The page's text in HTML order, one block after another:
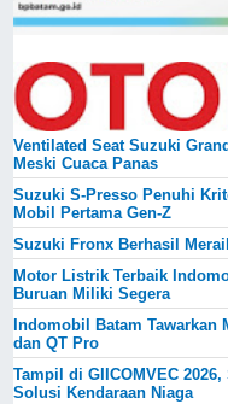
Ventilated Seat Suzuki
Meski Cuaca Panas
Suzuki S-Presso Penuhi
Mobil Pertama Gen-Z
Suzuki Fronx Berhasil
Motor Listrik Terbaik
Buruan Miliki Segera
Indomobil Batam
dan QT Pro
Tampil di GIICOMVEC
Solusi Kendaraan Niaga